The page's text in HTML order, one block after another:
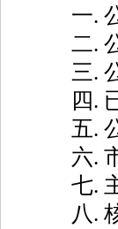
一. 公
二. 公
三. 公
四. 已
五. 公
六. 市
七. 主
八. 核